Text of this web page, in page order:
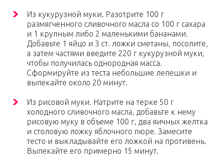
Из кукурузной муки. Разотрите 100 г
размягченного сливочного масла со 100 г сахара
и 1 крупным либо 2 маленькими бананами.
Добавьте 1 яйцо и 3 ст. ложки сметаны, посолите,
а затем частями введите 220 г кукурузной муки,
чтобы получилась однородная масса.
Сформируйте из теста небольшие лепешки и
выпекайте около 20 минут.
Из рисовой муки. Натрите на терке 50 г
холодного сливочного масла, добавьте к нему
рисовую муку в объеме 100 г, два яичных желтка
и столовую ложку яблочного пюре. Замесите
тесто и выкладывайте его ложкой на противень.
Выпекайте его примерно 15 минут.